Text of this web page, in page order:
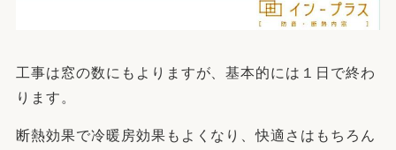
工事は窓の数にもよりますが、基本的には１日で終わ
ります。
断熱効果で冷暖房効果もよくなり、快適さはもちろん